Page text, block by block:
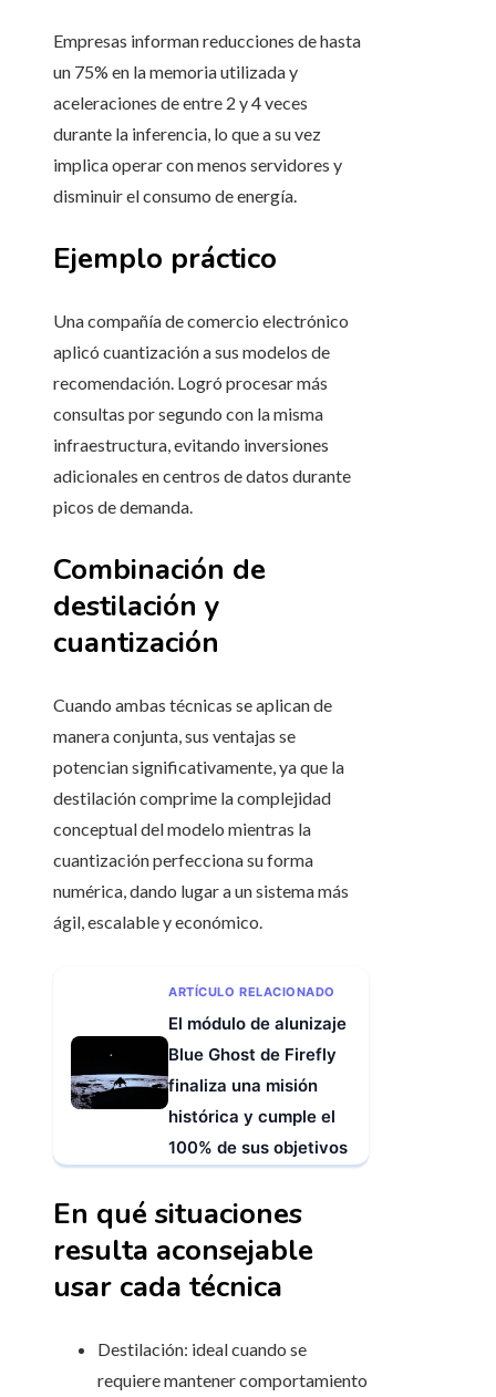
Empresas informan reducciones de hasta
un 75% en la memoria utilizada y
aceleraciones de entre 2 y 4 veces
durante la inferencia, lo que a su vez
implica operar con menos servidores y
disminuir el consumo de energía.
Ejemplo práctico
Una compañía de comercio electrónico
aplicó cuantización a sus modelos de
recomendación. Logró procesar más
consultas por segundo con la misma
infraestructura, evitando inversiones
adicionales en centros de datos durante
picos de demanda.
Combinación de
destilación y
cuantización
Cuando ambas técnicas se aplican de
manera conjunta, sus ventajas se
potencian significativamente, ya que la
destilación comprime la complejidad
conceptual del modelo mientras la
cuantización perfecciona su forma
numérica, dando lugar a un sistema más
ágil, escalable y económico.
ARTÍCULO RELACIONADO
El módulo de alunizaje
Blue Ghost de Firefly
finaliza una misión
histórica y cumple el
100% de sus objetivos
En qué situaciones
resulta aconsejable
usar cada técnica
Destilación: ideal cuando se
requiere mantener comportamiento